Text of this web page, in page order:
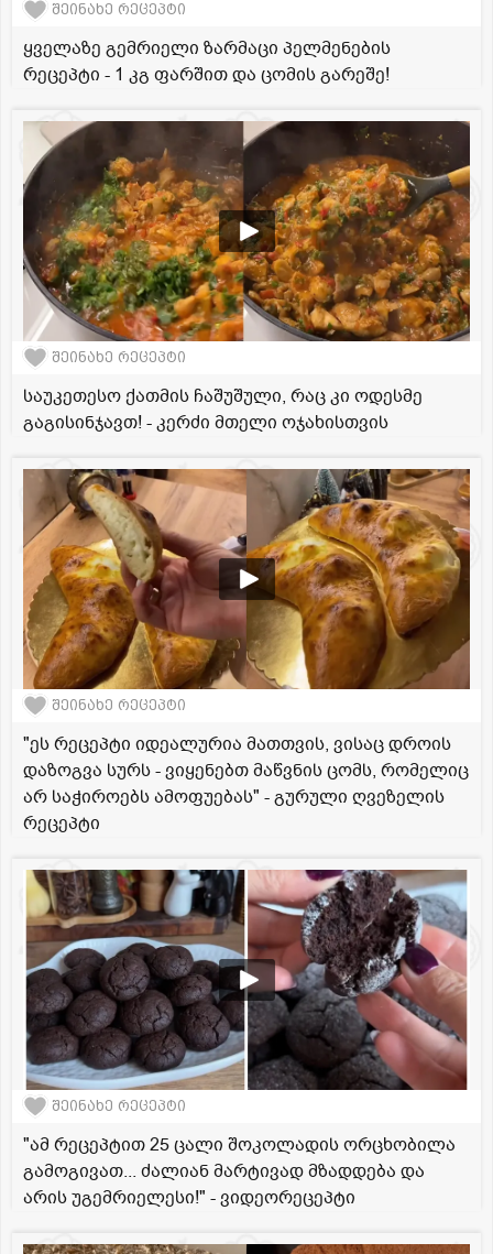
შეინახე რეცეპტი
ყველაზე გემრიელი ზარმაცი პელმენების
რეცეპტი - 1 კგ ფარშით და ცომის გარეშე!
შეინახე რეცეპტი
საუკეთესო ქათმის ჩაშუშული, რაც კი ოდესმე
გაგისინჯავთ! - კერძი მთელი ოჯახისთვის
შეინახე რეცეპტი
"ეს რეცეპტი იდეალურია მათთვის, ვისაც დროის
დაზოგვა სურს - ვიყენებთ მაწვნის ცომს, რომელიც
არ საჭიროებს ამოფუებას" - გურული ღვეზელის
რეცეპტი
შეინახე რეცეპტი
"ამ რეცეპტით 25 ცალი შოკოლადის ორცხობილა
გამოგივათ... ძალიან მარტივად მზადდება და
არის უგემრიელესი!" - ვიდეორეცეპტი